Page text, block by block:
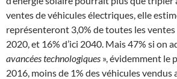
ventes de véhicules électriques, elle
représenteront 3,0% de toutes les ventes
2020, et 16% d’ici 2040. Mais 47% si on
avancées technologiques », évidemment le
2016, moins de 1% des véhicules vendus